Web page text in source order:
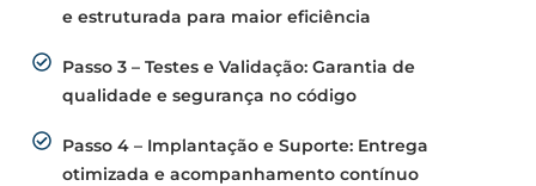
e estruturada para maior eficiência
Passo 3 – Testes e Validação: Garantia de
qualidade e segurança no código
Passo 4 – Implantação e Suporte: Entrega
otimizada e acompanhamento contínuo